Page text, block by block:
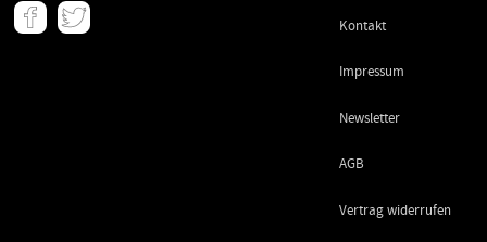
Meta
- Kontakt
Impressum
Newsletter
AGB
Vertrag widerrufen